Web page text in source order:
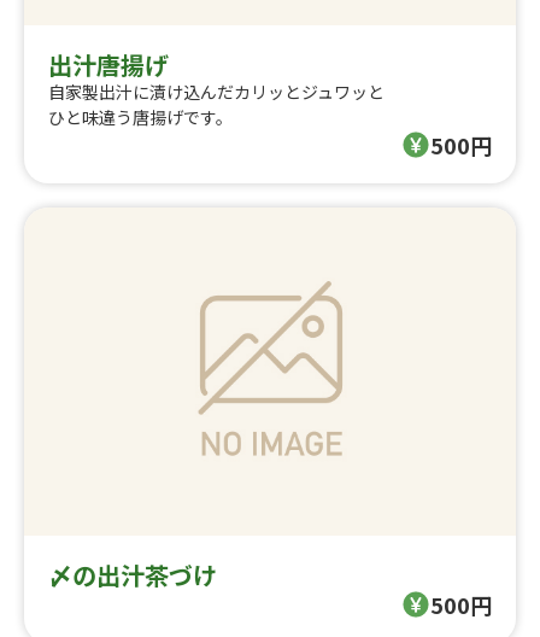
出汁唐揚げ
自家製出汁に漬け込んだカリッとジュワッと
ひと味違う唐揚げです。
500円
〆の出汁茶づけ
500円